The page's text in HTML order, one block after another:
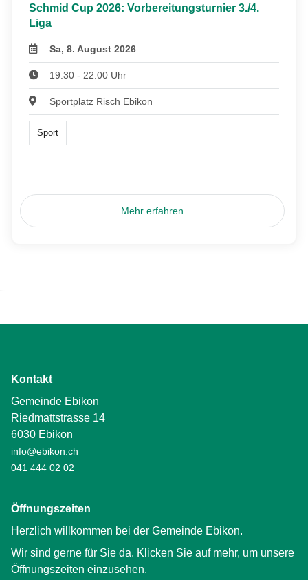
Schmid Cup 2026: Vorbereitungsturnier 3./4.
Liga
Sa, 8. August 2026
19:30 - 22:00 Uhr
Sportplatz Risch Ebikon
Sport
Mehr erfahren
Kontakt
Gemeinde Ebikon
Riedmattstrasse 14
6030 Ebikon
info@ebikon.ch
041 444 02 02
Öffnungszeiten
Herzlich willkommen bei der Gemeinde Ebikon.
Wir sind gerne für Sie da. Klicken Sie auf mehr, um unsere
Öffnungszeiten einzusehen.